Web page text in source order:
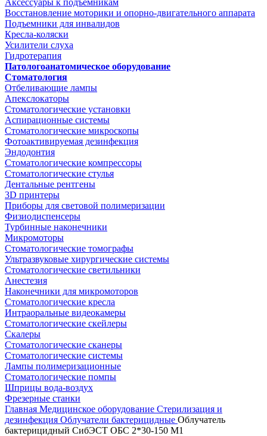
Аксессуары к подъемникам
Восстановление моторики и опорно-двигательного аппарата
Подъемники для инвалидов
Кресла-коляски
Усилители слуха
Гидротерапия
Патологоанатомическое оборудование
Стоматология
Отбеливающие лампы
Апекслокаторы
Стоматологические установки
Аспирационные системы
Стоматологические микроскопы
Фотоактивируемая дезинфекция
Эндодонтия
Стоматологические компрессоры
Стоматологические стулья
Дентальные рентгены
3D принтеры
Приборы для световой полимеризации
Физиодиспенсеры
Турбинные наконечники
Микромоторы
Стоматологические томографы
Ультразвуковые хирургические системы
Стоматологические светильники
Анестезия
Наконечники для микромоторов
Стоматологические кресла
Интраоральные видеокамеры
Стоматологические скейлеры
Скалеры
Стоматологические сканеры
Стоматологические системы
Лампы полимеризационные
Стоматологические помпы
Шприцы вода-воздух
Фрезерные станки
Главная Медицинское оборудование Стерилизация и
дезинфекция Облучатели бактерицидные Облучатель
бактерицидный СибЭСТ ОБС 2*30-150 М1